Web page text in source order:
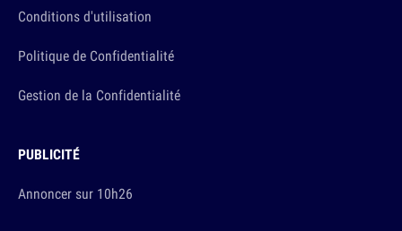
Conditions d'utilisation
Politique de Confidentialité
Gestion de la Confidentialité
PUBLICITÉ
Annoncer sur 10h26